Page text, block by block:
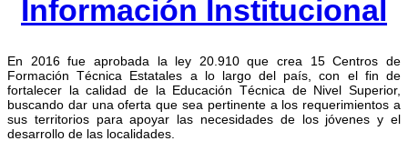
Información Institucional
En 2016 fue aprobada la ley 20.910 que crea 15 Centros de
Formación Técnica Estatales a lo largo del país, con el fin de
fortalecer la calidad de la Educación Técnica de Nivel Superior,
buscando dar una oferta que sea pertinente a los requerimientos a
sus territorios para apoyar las necesidades de los jóvenes y el
desarrollo de las localidades.